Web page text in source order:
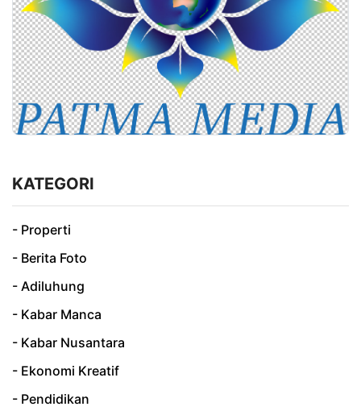
KATEGORI
- Properti
- Berita Foto
- Adiluhung
- Kabar Manca
- Kabar Nusantara
- Ekonomi Kreatif
- Pendidikan